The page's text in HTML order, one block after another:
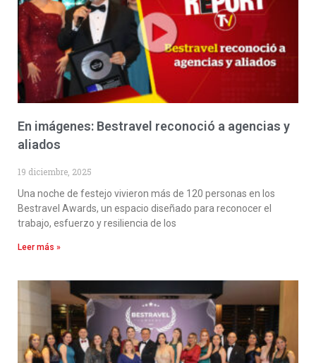
En imágenes: Bestravel reconoció a agencias y
aliados
19 diciembre, 2025
Una noche de festejo vivieron más de 120 personas en los
Bestravel Awards, un espacio diseñado para reconocer el
trabajo, esfuerzo y resiliencia de los
Leer más »